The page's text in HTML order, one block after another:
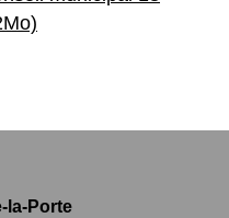
la-Porte